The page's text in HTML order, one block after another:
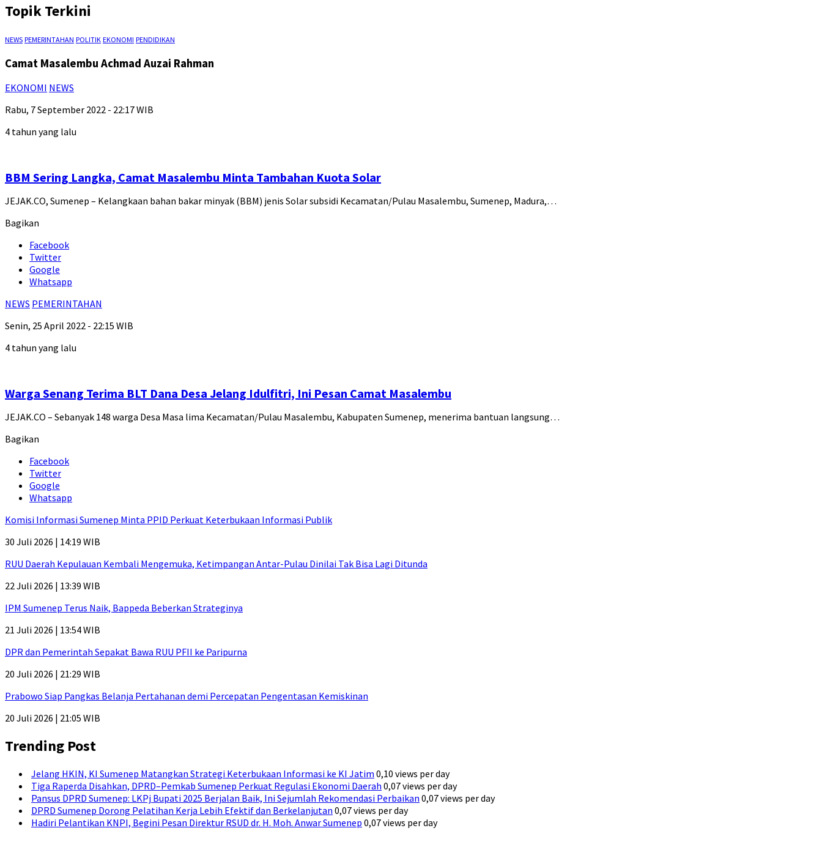
Topik Terkini
NEWS PEMERINTAHAN POLITIK EKONOMI PENDIDIKAN
Camat Masalembu Achmad Auzai Rahman
EKONOMI NEWS
Rabu, 7 September 2022 - 22:17 WIB
4 tahun yang lalu
BBM Sering Langka, Camat Masalembu Minta Tambahan Kuota Solar
JEJAK.CO, Sumenep – Kelangkaan bahan bakar minyak (BBM) jenis Solar subsidi Kecamatan/Pulau Masalembu, Sumenep, Madura,…
Bagikan
Facebook
Twitter
Google
Whatsapp
NEWS PEMERINTAHAN
Senin, 25 April 2022 - 22:15 WIB
4 tahun yang lalu
Warga Senang Terima BLT Dana Desa Jelang Idulfitri, Ini Pesan Camat Masalembu
JEJAK.CO – Sebanyak 148 warga Desa Masa lima Kecamatan/Pulau Masalembu, Kabupaten Sumenep, menerima bantuan langsung…
Bagikan
Facebook
Twitter
Google
Whatsapp
Komisi Informasi Sumenep Minta PPID Perkuat Keterbukaan Informasi Publik
30 Juli 2026 | 14:19 WIB
RUU Daerah Kepulauan Kembali Mengemuka, Ketimpangan Antar-Pulau Dinilai Tak Bisa Lagi Ditunda
22 Juli 2026 | 13:39 WIB
IPM Sumenep Terus Naik, Bappeda Beberkan Strateginya
21 Juli 2026 | 13:54 WIB
DPR dan Pemerintah Sepakat Bawa RUU PFII ke Paripurna
20 Juli 2026 | 21:29 WIB
Prabowo Siap Pangkas Belanja Pertahanan demi Percepatan Pengentasan Kemiskinan
20 Juli 2026 | 21:05 WIB
Trending Post
Jelang HKIN, KI Sumenep Matangkan Strategi Keterbukaan Informasi ke KI Jatim 0,10 views per day
Tiga Raperda Disahkan, DPRD–Pemkab Sumenep Perkuat Regulasi Ekonomi Daerah 0,07 views per day
Pansus DPRD Sumenep: LKPj Bupati 2025 Berjalan Baik, Ini Sejumlah Rekomendasi Perbaikan 0,07 views per day
DPRD Sumenep Dorong Pelatihan Kerja Lebih Efektif dan Berkelanjutan 0,07 views per day
Hadiri Pelantikan KNPI, Begini Pesan Direktur RSUD dr. H. Moh. Anwar Sumenep 0,07 views per day